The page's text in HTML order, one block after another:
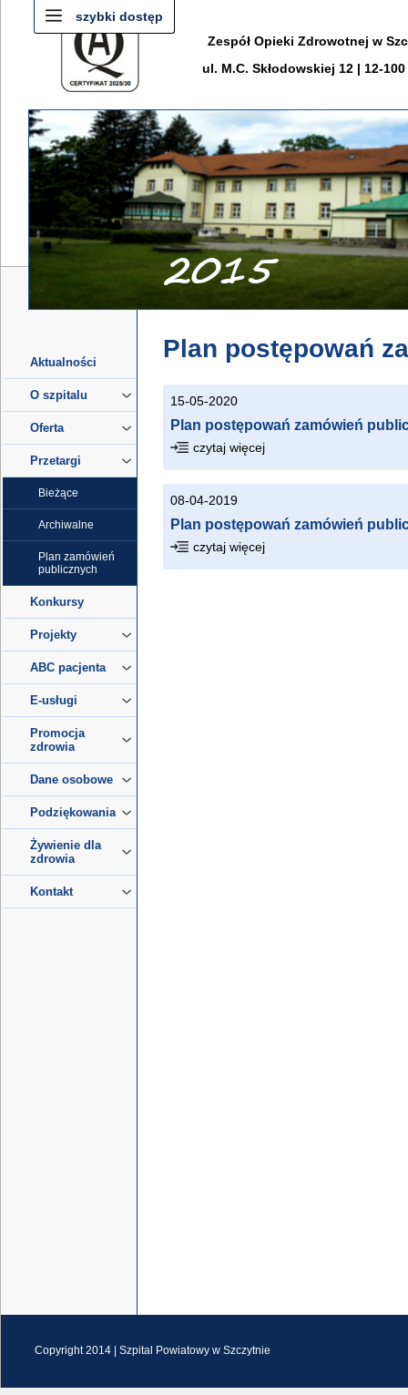
szybki dostęp
Zespół Opieki Zdrowotnej w
ul. M.C. Skłodowskiej 12 | 12-
Aktualności
O szpitalu
Oferta
Przetargi
Bieżące
Archiwalne
Plan zamówień
publicznych
Konkursy
Projekty
ABC pacjenta
E-usługi
Promocja
zdrowia
Dane osobowe
Podziękowania
Żywienie dla
zdrowia
Kontakt
Plan postępowań
15-05-2020
Plan postępowań zamówień
czytaj więcej
08-04-2019
Plan postępowań zamówień
czytaj więcej
Copyright 2014 | Szpital Powiatowy w Szczytnie